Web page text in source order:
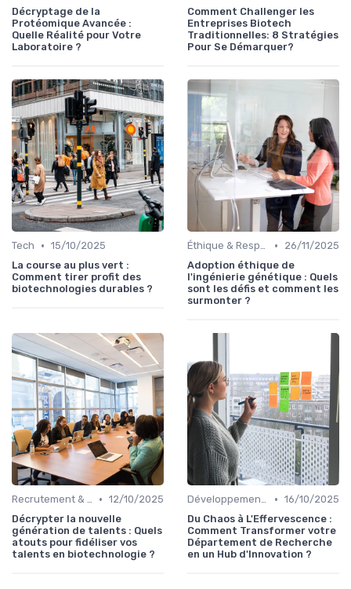
Décryptage de la
Protéomique Avancée :
Quelle Réalité pour Votre
Laboratoire ?
Comment Challenger les
Entreprises Biotech
Traditionnelles: 8 Stratégies
Pour Se Démarquer?
Tech • 15/10/2025
La course au plus vert :
Comment tirer profit des
biotechnologies durables ?
Éthique & Responsabilité •
26/11/2025
Adoption éthique de
l'ingénierie génétique : Quels
sont les défis et comment les
surmonter ?
Recrutement & Talents • 12/10/2025
Décrypter la nouvelle
génération de talents : Quels
atouts pour fidéliser vos
talents en biotechnologie ?
Développement personnel • 16/10/2025
Du Chaos à L'Effervescence :
Comment Transformer votre
Département de Recherche
en un Hub d'Innovation ?